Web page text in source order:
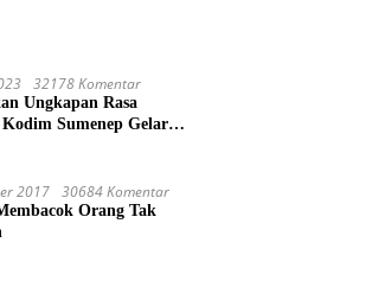
32178 Komentar
Ungkapan Rasa
Sumenep Gelar
2017 30684 Komentar
Orang Tak